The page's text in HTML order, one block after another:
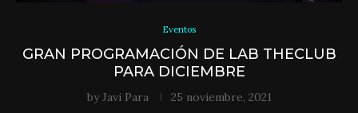
Eventos
GRAN PROGRAMACIÓN DE LAB THECLUB
PARA DICIEMBRE
byJavi Para 25 noviembre, 2021